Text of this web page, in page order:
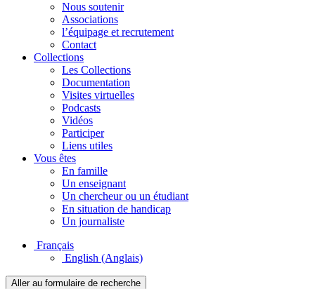
Nous soutenir
Associations
l’équipage et recrutement
Contact
Collections
Les Collections
Documentation
Visites virtuelles
Podcasts
Vidéos
Participer
Liens utiles
Vous êtes
En famille
Un enseignant
Un chercheur ou un étudiant
En situation de handicap
Un journaliste
Français
English (Anglais)
Aller au formulaire de recherche